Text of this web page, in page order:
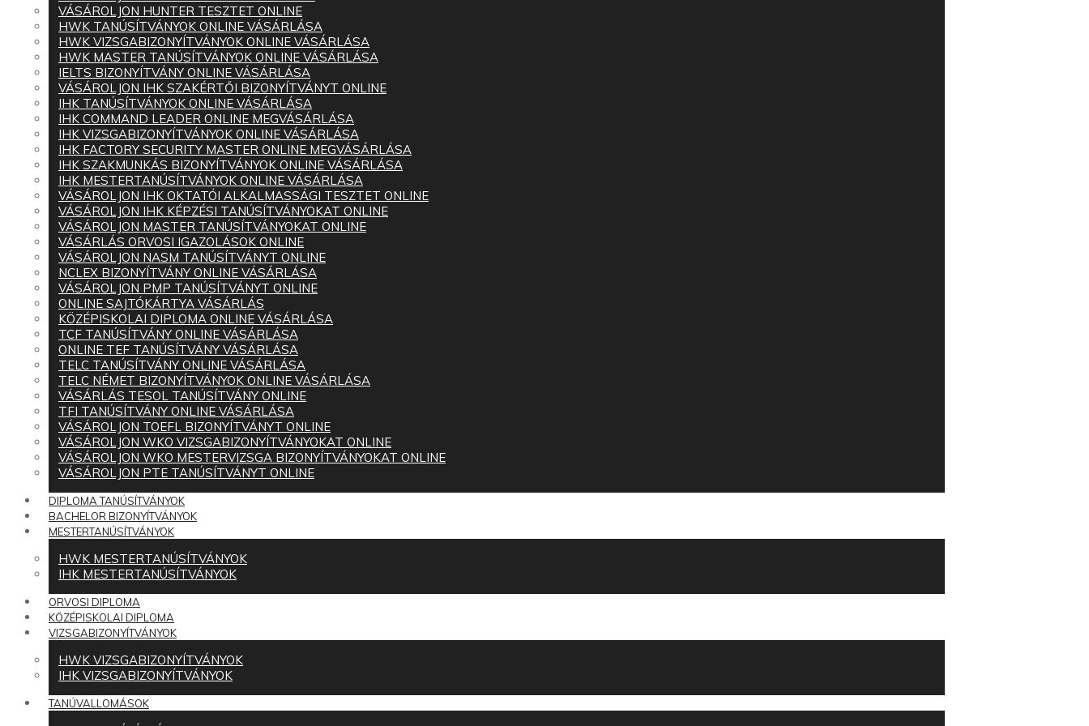
VÁSÁROLJON HUNTER TESZTET ONLINE
HWK TANÚSÍTVÁNYOK ONLINE VÁSÁRLÁSA
HWK VIZSGABIZONYÍTVÁNYOK ONLINE VÁSÁRLÁSA
HWK MASTER TANÚSÍTVÁNYOK ONLINE VÁSÁRLÁSA
IELTS BIZONYÍTVÁNY ONLINE VÁSÁRLÁSA
VÁSÁROLJON IHK SZAKÉRTŐI BIZONYÍTVÁNYT ONLINE
IHK TANÚSÍTVÁNYOK ONLINE VÁSÁRLÁSA
IHK COMMAND LEADER ONLINE MEGVÁSÁRLÁSA
IHK VIZSGABIZONYÍTVÁNYOK ONLINE VÁSÁRLÁSA
IHK FACTORY SECURITY MASTER ONLINE MEGVÁSÁRLÁSA
IHK SZAKMUNKÁS BIZONYÍTVÁNYOK ONLINE VÁSÁRLÁSA
IHK MESTERTANÚSÍTVÁNYOK ONLINE VÁSÁRLÁSA
VÁSÁROLJON IHK OKTATÓI ALKALMASSÁGI TESZTET ONLINE
VÁSÁROLJON IHK KÉPZÉSI TANÚSÍTVÁNYOKAT ONLINE
VÁSÁROLJON MASTER TANÚSÍTVÁNYOKAT ONLINE
VÁSÁRLÁS ORVOSI IGAZOLÁSOK ONLINE
VÁSÁROLJON NASM TANÚSÍTVÁNYT ONLINE
NCLEX BIZONYÍTVÁNY ONLINE VÁSÁRLÁSA
VÁSÁROLJON PMP TANÚSÍTVÁNYT ONLINE
ONLINE SAJTÓKÁRTYA VÁSÁRLÁS
KÖZÉPISKOLAI DIPLOMA ONLINE VÁSÁRLÁSA
TCF TANÚSÍTVÁNY ONLINE VÁSÁRLÁSA
ONLINE TEF TANÚSÍTVÁNY VÁSÁRLÁSA
TELC TANÚSÍTVÁNY ONLINE VÁSÁRLÁSA
TELC NÉMET BIZONYÍTVÁNYOK ONLINE VÁSÁRLÁSA
VÁSÁRLÁS TESOL TANÚSÍTVÁNY ONLINE
TFI TANÚSÍTVÁNY ONLINE VÁSÁRLÁSA
VÁSÁROLJON TOEFL BIZONYÍTVÁNYT ONLINE
VÁSÁROLJON WKO VIZSGABIZONYÍTVÁNYOKAT ONLINE
VÁSÁROLJON WKO MESTERVIZSGA BIZONYÍTVÁNYOKAT ONLINE
VÁSÁROLJON PTE TANÚSÍTVÁNYT ONLINE
DIPLOMA TANÚSÍTVÁNYOK
BACHELOR BIZONYÍTVÁNYOK
MESTERTANÚSÍTVÁNYOK
HWK MESTERTANÚSÍTVÁNYOK
IHK MESTERTANÚSÍTVÁNYOK
ORVOSI DIPLOMA
KÖZÉPISKOLAI DIPLOMA
VIZSGABIZONYÍTVÁNYOK
HWK VIZSGABIZONYÍTVÁNYOK
IHK VIZSGABIZONYÍTVÁNYOK
TANÚVALLOMÁSOK